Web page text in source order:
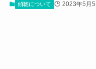
傾聴について 2023年5月5